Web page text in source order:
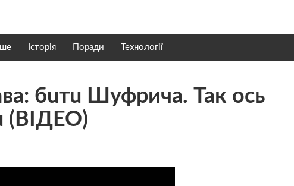
Історія Поради Технології
бuтu Шуфрича. Так ось
(ВІДЕО)